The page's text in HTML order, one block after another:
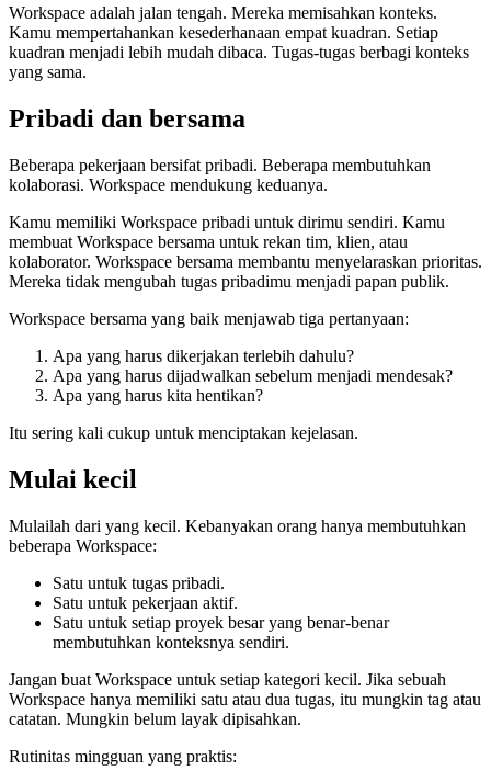
Workspace adalah jalan tengah. Mereka memisahkan konteks.
Kamu mempertahankan kesederhanaan empat kuadran. Setiap
kuadran menjadi lebih mudah dibaca. Tugas-tugas berbagi konteks
yang sama.
Pribadi dan bersama
Beberapa pekerjaan bersifat pribadi. Beberapa membutuhkan
kolaborasi. Workspace mendukung keduanya.
Kamu memiliki Workspace pribadi untuk dirimu sendiri. Kamu
membuat Workspace bersama untuk rekan tim, klien, atau
kolaborator. Workspace bersama membantu menyelaraskan prioritas.
Mereka tidak mengubah tugas pribadimu menjadi papan publik.
Workspace bersama yang baik menjawab tiga pertanyaan:
Apa yang harus dikerjakan terlebih dahulu?
Apa yang harus dijadwalkan sebelum menjadi mendesak?
Apa yang harus kita hentikan?
Itu sering kali cukup untuk menciptakan kejelasan.
Mulai kecil
Mulailah dari yang kecil. Kebanyakan orang hanya membutuhkan
beberapa Workspace:
Satu untuk tugas pribadi.
Satu untuk pekerjaan aktif.
Satu untuk setiap proyek besar yang benar-benar
membutuhkan konteksnya sendiri.
Jangan buat Workspace untuk setiap kategori kecil. Jika sebuah
Workspace hanya memiliki satu atau dua tugas, itu mungkin tag atau
catatan. Mungkin belum layak dipisahkan.
Rutinitas mingguan yang praktis: